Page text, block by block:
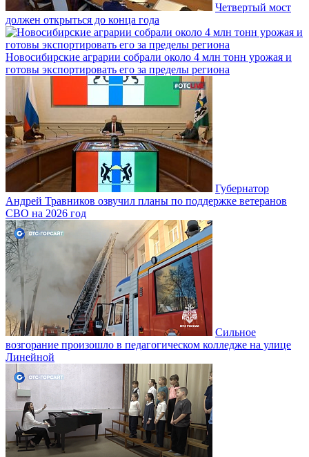
Четвертый мост
должен открыться до конца года
Новосибирские аграрии собрали около 4 млн тонн урожая и
готовы экспортировать его за пределы региона
Губернатор
Андрей Травников озвучил планы по поддержке ветеранов
СВО на 2026 год
Сильное
возгорание произошло в педагогическом колледже на улице
Линейной